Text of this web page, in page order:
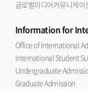
글로벌미디어커뮤니케이
Informationfor
Office of International
International Student
Undergraduate
Graduate Admission